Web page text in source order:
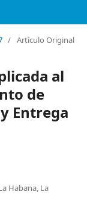
/ Artículo Original
al
de
Entrega
Habana, La